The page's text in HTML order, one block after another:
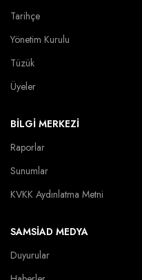
Tarihçe
Yönetim Kurulu
Tüzük
Üyeler
BİLGİ MERKEZİ
Raporlar
Sunumlar
KVKK Aydınlatma Metni
SAMSİAD MEDYA
Duyurular